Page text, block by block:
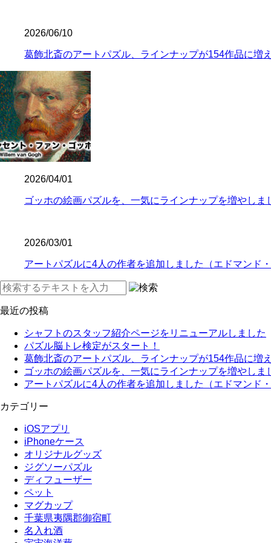
2026/06/10
葛飾北斎のアートパズル、ラインナップが154作品に増
2026/04/01
ゴッホの絵画パズルを、一気にラインナップを増やしま
2026/03/01
アートパズルに4人の作者を追加しました（エドマンド・
最近の投稿
シャフトのスタッフ紹介ページをリニューアルしました
パズル脳トレ検定がスタート！
葛飾北斎のアートパズル、ラインナップが154作品に増
ゴッホの絵画パズルを、一気にラインナップを増やしま
アートパズルに4人の作者を追加しました（エドマンド・
カテゴリー
iOSアプリ
iPhoneケース
オリジナルグッズ
ジグソーパズル
ディフューザー
ペット
マグカップ
千葉県夷隅郡御宿町
名入れ酒